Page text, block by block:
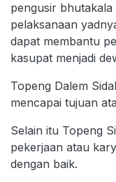
pengusir bhutakala
pelaksanaan
dapat membantu
kasupat menjadi
Topeng Dalem
mencapai tujuan
Selain itu Topeng
pekerjaan atau
dengan baik.